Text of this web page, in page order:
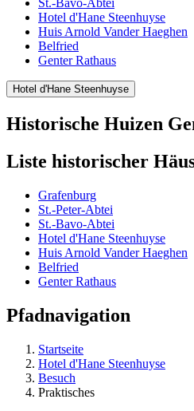
St.-Bavo-Abtei
Hotel d'Hane Steenhuyse
Huis Arnold Vander Haeghen
Belfried
Genter Rathaus
Hotel d'Hane Steenhuyse
Historische Huizen
Liste historischer
Grafenburg
St.-Peter-Abtei
St.-Bavo-Abtei
Hotel d'Hane Steenhuyse
Huis Arnold Vander Haeghen
Belfried
Genter Rathaus
Pfadnavigation
Startseite
Hotel d'Hane Steenhuyse
Besuch
Praktisches